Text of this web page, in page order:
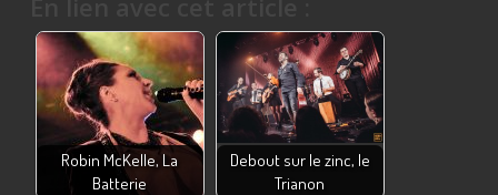
Robin McKelle, La
Batterie
Debout sur le zinc, le
Trianon